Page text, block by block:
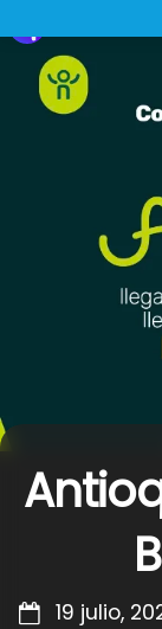
to
content
19 julio,